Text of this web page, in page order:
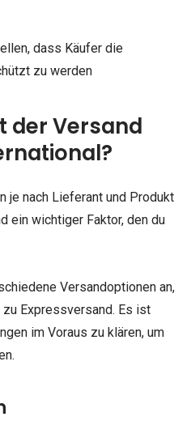
dass Käufer die
zu werden
der Versand
je nach Lieferant und Produkt
ein wichtiger Faktor, den du
Versandoptionen an,
Expressversand. Es ist
im Voraus zu klären, um